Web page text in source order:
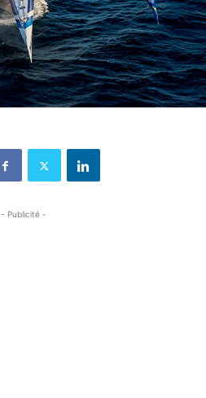
- Publicité -